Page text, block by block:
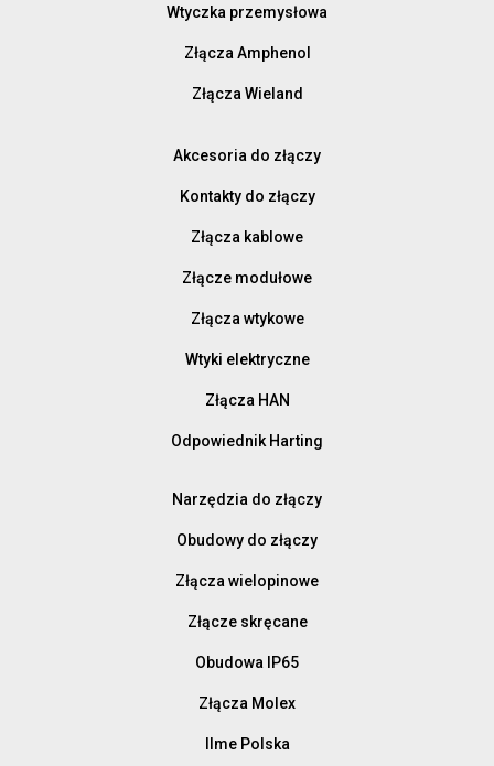
Wtyczka przemysłowa
Złącza Amphenol
Złącza Wieland
Akcesoria do złączy
Kontakty do złączy
Złącza kablowe
Złącze modułowe
Złącza wtykowe
Wtyki elektryczne
Złącza HAN
Odpowiednik Harting
Narzędzia do złączy
Obudowy do złączy
Złącza wielopinowe
Złącze skręcane
Obudowa IP65
Złącza Molex
Ilme Polska